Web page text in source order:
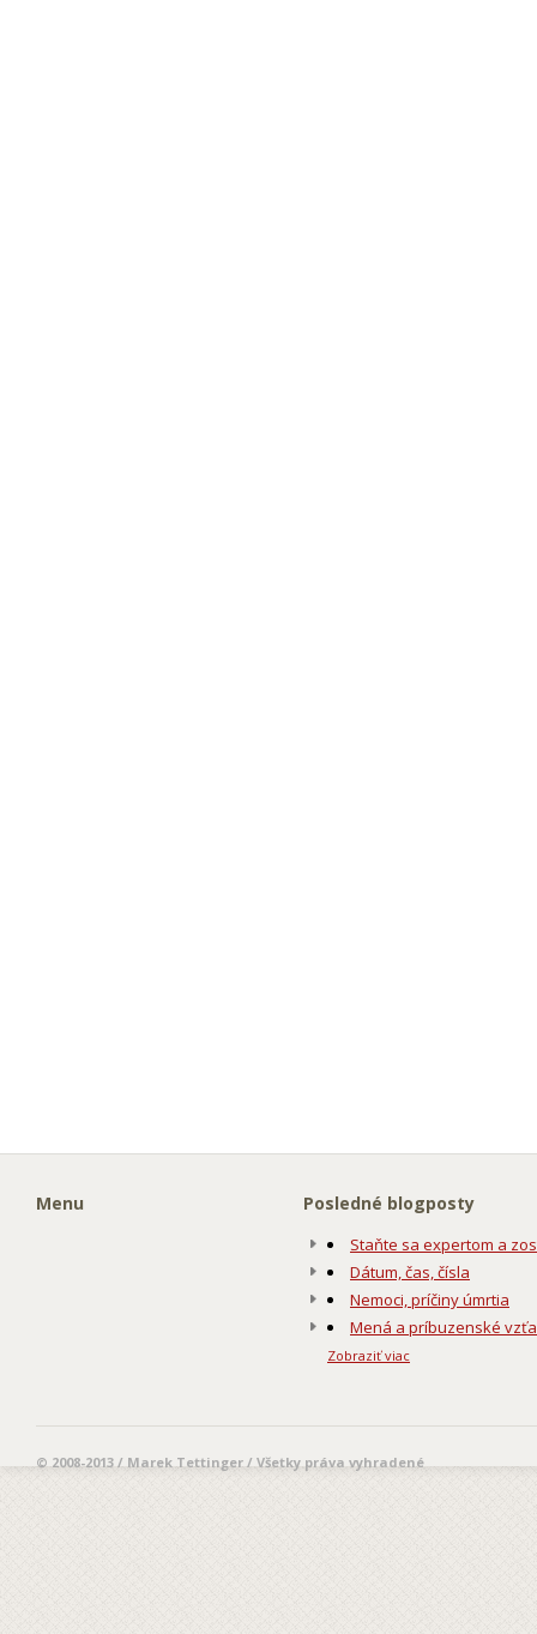
Menu Posledné blogposty
Staňte sa expertom a
Dátum, čas, čísla
Nemoci, príčiny úmrtia
Mená a príbuzenské
Zobraziť viac
© 2008-2013 / Marek Tettinger / Všetky práva vyhradené